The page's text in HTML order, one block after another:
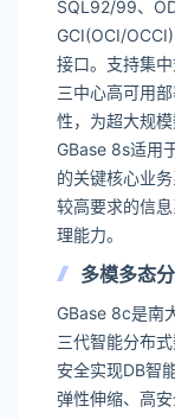
SQL92/99、
GCI(OCI/
接口。支持集
三中心高可用
性，为超大规
GBase 8s适用
的关键核心业
较高要求的信
理能力。
多模多态
GBase 8c是南
三代智能分布
安全实现DB智
弹性伸缩、高安